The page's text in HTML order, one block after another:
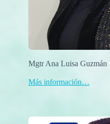
Mgtr Ana Luisa Guzmán
Más información…